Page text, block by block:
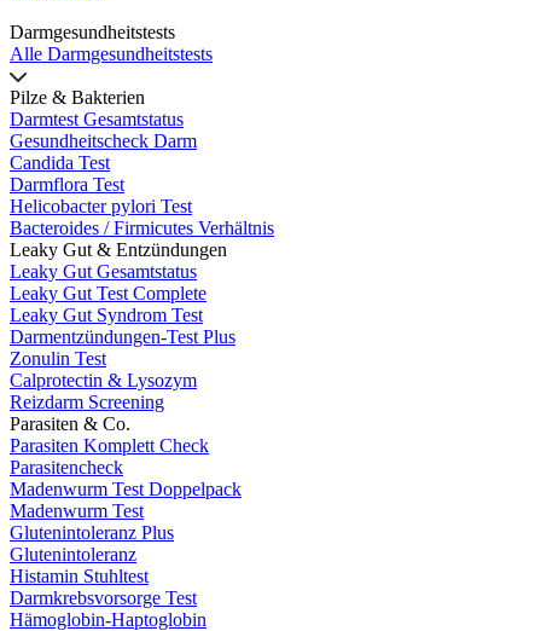
Darmgesundheitstests
Alle Darmgesundheitstests
Pilze & Bakterien
Darmtest Gesamtstatus
Gesundheitscheck Darm
Candida Test
Darmflora Test
Helicobacter pylori Test
Bacteroides / Firmicutes Verhältnis
Leaky Gut & Entzündungen
Leaky Gut Gesamtstatus
Leaky Gut Test Complete
Leaky Gut Syndrom Test
Darmentzündungen-Test Plus
Zonulin Test
Calprotectin & Lysozym
Reizdarm Screening
Parasiten & Co.
Parasiten Komplett Check
Parasitencheck
Madenwurm Test Doppelpack
Madenwurm Test
Glutenintoleranz Plus
Glutenintoleranz
Histamin Stuhltest
Darmkrebsvorsorge Test
Hämoglobin-Haptoglobin